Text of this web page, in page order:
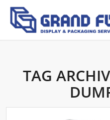
TAG